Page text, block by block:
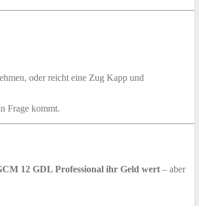
oder reicht eine Zug Kapp und
Frage kommt.
12 GDL Professional ihr Geld wert – aber